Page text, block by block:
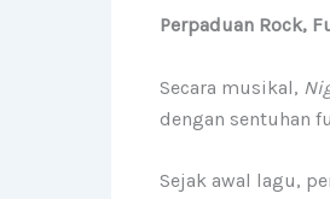
Perpaduan Rock,
Secara musikal,
dengan sentuhan
Sejak awal lagu,